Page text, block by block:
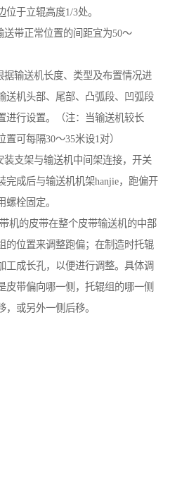
于立辊高度1/3处。
送带正常位置的间距宜为50～
据输送机长度、类型及布置情况进
送机头部、尾部、凸弧段、凹弧段
进行设置。（注：当输送机较长
可每隔30～35米设1对）
装支架与输送机中间架连接，开关
完成后与输送机机架hanjie，跑偏开
螺栓固定。
机的皮带在整个皮带输送机的中部
的位置来调整跑偏；在制造时托辊
工成长孔，以便进行调整。具体调
皮带偏向哪一侧，托辊组的哪一侧
或另外一侧后移。